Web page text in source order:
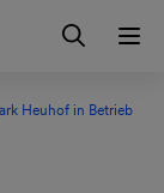
Heuhof in Betrieb